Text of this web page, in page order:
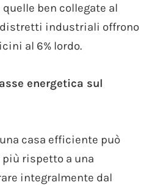
ben collegate al
industriali offrono
al 6% lordo.
energetica sul
casa efficiente può
più rispetto a una
integralmente dal